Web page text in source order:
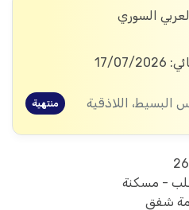
السوري
2026
البسيط، اللاذقية منتهية
- مسكنة
شفق